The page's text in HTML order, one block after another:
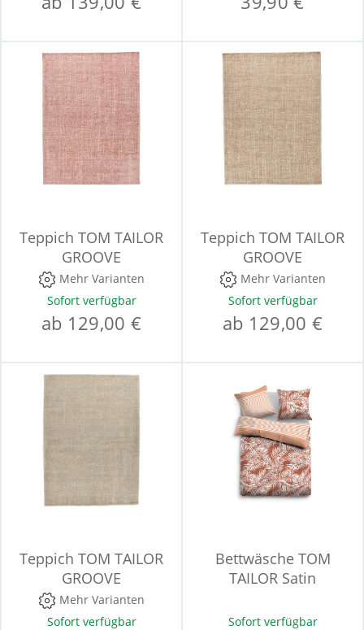
Teppich TOM TAILOR
GROOVE
Mehr Varianten
Sofort verfügbar
ab 129,00 €
Teppich TOM TAILOR
GROOVE
Mehr Varianten
Sofort verfügbar
ab 129,00 €
Teppich TOM TAILOR
GROOVE
Mehr Varianten
Sofort verfügbar
Bettwäsche TOM
TAILOR Satin
Sofort verfügbar